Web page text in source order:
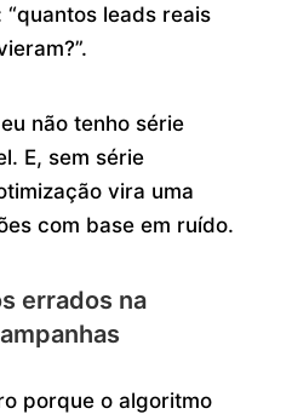
leads reais
não tenho série
E, sem série
vira uma
com base em ruído.
errados na
porque o algoritmo